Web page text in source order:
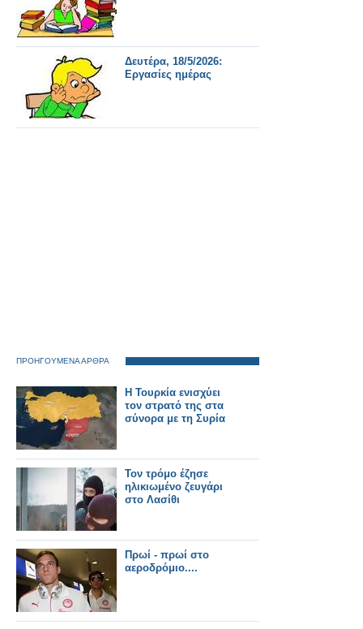
Δευτέρα, 18/5/2026:
Εργασίες ημέρας
ΠΡΟΗΓΟΥΜΕΝΑ ΑΡΘΡΑ
Η Τουρκία ενισχύει
τον στρατό της στα
σύνορα με τη Συρία
Τον τρόμο έζησε
ηλικιωμένο ζευγάρι
στο Λασίθι
Πρωί - πρωί στο
αεροδρόμιο....